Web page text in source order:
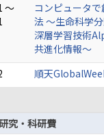
～
コンピュータ
法 〜生命科学
深層学習技術
共進化情報〜
順天
究・科研費